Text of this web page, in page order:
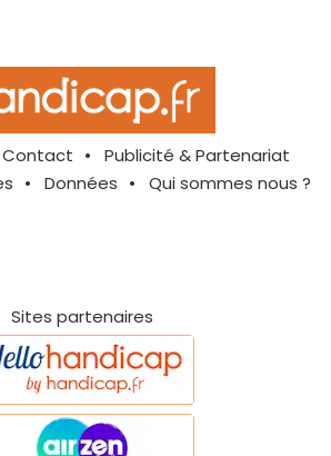
Contact
Publicité & Partenariat
Données Qui sommes nous ?
Sites partenaires